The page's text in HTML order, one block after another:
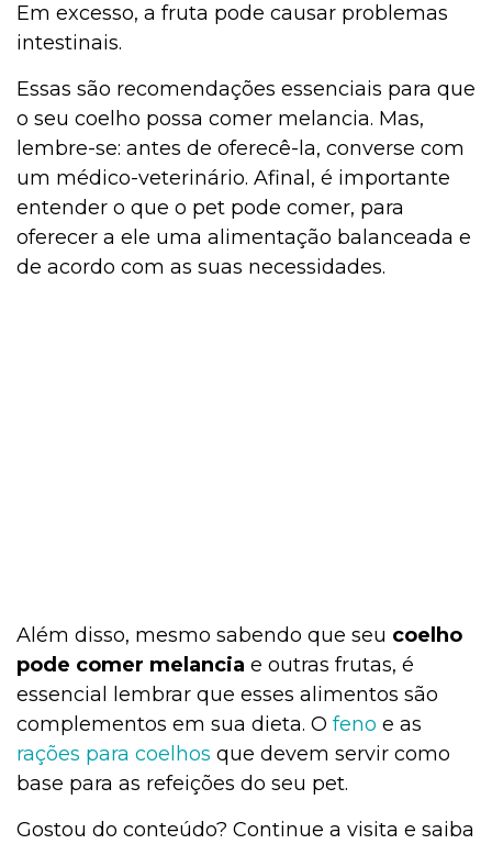
Em excesso, a fruta pode causar problemas
intestinais.
Essas são recomendações essenciais para que
o seu coelho possa comer melancia. Mas,
lembre-se: antes de oferecê-la, converse com
um médico-veterinário. Afinal, é importante
entender o que o pet pode comer, para
oferecer a ele uma alimentação balanceada e
de acordo com as suas necessidades.
Além disso, mesmo sabendo que seu coelho
pode comer melancia e outras frutas, é
essencial lembrar que esses alimentos são
complementos em sua dieta. O feno e as
rações para coelhos que devem servir como
base para as refeições do seu pet.
Gostou do conteúdo? Continue a visita e saiba